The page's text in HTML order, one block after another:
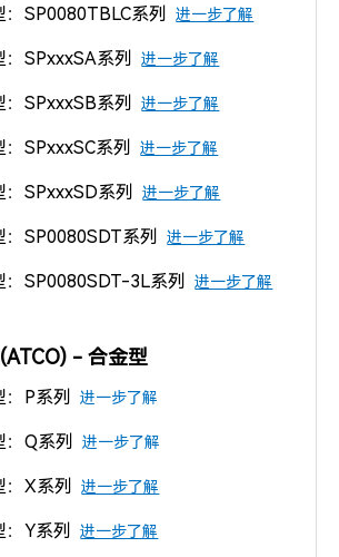
SP0080TBLC系列 进一步了解
SPxxxSA系列 进一步了解
SPxxxSB系列 进一步了解
SPxxxSC系列 进一步了解
SPxxxSD系列 进一步了解
SP0080SDT系列 进一步了解
SP0080SDT-3L系列 进一步了解
ATCO) - 合金型
：P系列进一步了解
：Q系列进一步了解
X系列 进一步了解
：Y系列进一步了解